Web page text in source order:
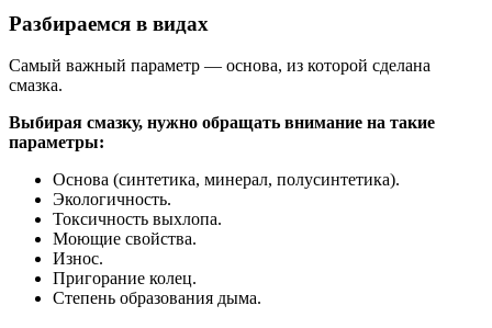
Разбираемся в видах
Самый важный параметр — основа, из которой сделана
смазка.
Выбирая смазку, нужно обращать внимание на такие
параметры:
Основа (синтетика, минерал, полусинтетика).
Экологичность.
Токсичность выхлопа.
Моющие свойства.
Износ.
Пригорание колец.
Степень образования дыма.